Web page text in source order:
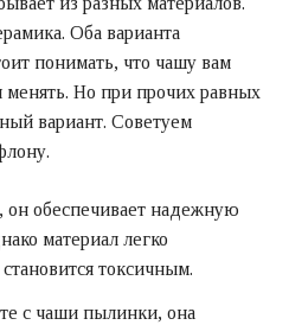
Оба варианта
понимать, что чашу вам
менять. Но при прочих равных
вариант. Советуем
обеспечивает надежную
материал легко
токсичным.
с чаши пылинки, она